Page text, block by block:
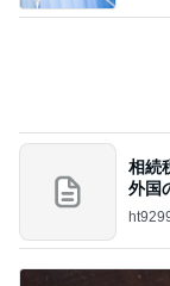
相続
外国
すよ